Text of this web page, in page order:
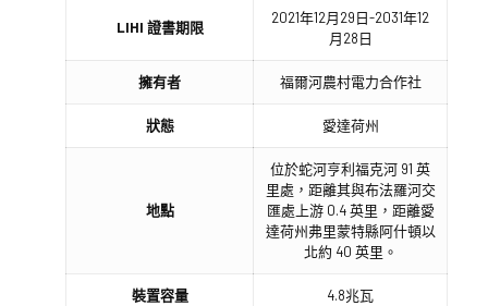
LIHI 證書期限
2021年12月29日-2031年12
月28日
擁有者 福爾河農村電力合作社
狀態 愛達荷州
地點
位於蛇河亨利福克河 91 英
里處，距離其與布法羅河交
匯處上游 0.4 英里，距離愛
達荷州弗里蒙特縣阿什頓以
北約 40 英里。
裝置容量 4.8兆瓦